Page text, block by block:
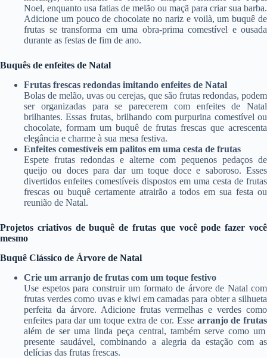
Noel, enquanto usa fatias de melão ou maçã para criar sua barba.
Adicione um pouco de chocolate no nariz e voilà, um buquê de
frutas se transforma em uma obra-prima comestível e ousada
durante as festas de fim de ano.
Buquês de enfeites de Natal
Frutas frescas redondas imitando enfeites de Natal
Bolas de melão, uvas ou cerejas, que são frutas redondas, podem
ser organizadas para se parecerem com enfeites de Natal
brilhantes. Essas frutas, brilhando com purpurina comestível ou
chocolate, formam um buquê de frutas frescas que acrescenta
elegância e charme à sua mesa festiva.
Enfeites comestíveis em palitos em uma cesta de frutas
Espete frutas redondas e alterne com pequenos pedaços de
queijo ou doces para dar um toque doce e saboroso. Esses
divertidos enfeites comestíveis dispostos em uma cesta de frutas
frescas ou buquê certamente atrairão a todos em sua festa ou
reunião de Natal.
Projetos criativos de buquê de frutas que você pode fazer você
mesmo
Buquê Clássico de Árvore de Natal
Crie um arranjo de frutas com um toque festivo
Use espetos para construir um formato de árvore de Natal com
frutas verdes como uvas e kiwi em camadas para obter a silhueta
perfeita da árvore. Adicione frutas vermelhas e verdes como
enfeites para dar um toque extra de cor. Esse arranjo de frutas
além de ser uma linda peça central, também serve como um
presente saudável, combinando a alegria da estação com as
delícias das frutas frescas.